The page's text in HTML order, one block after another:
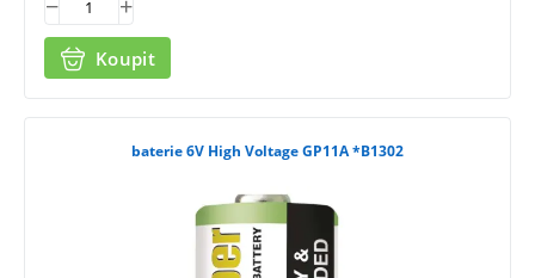
Koupit
baterie 6V High Voltage GP11A *B1302